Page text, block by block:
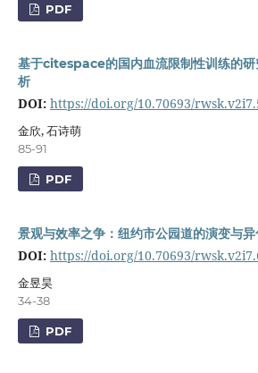
PDF
基于citespace的国内血流限制性训练的研
析
DOI: https://doi.org/10.70693/
金欣, 石诗萌
85-91
PDF
景观与效率之争：纽约市公园道的演变与异
DOI: https://doi.org/10.70693/
金昱昊
34-38
PDF